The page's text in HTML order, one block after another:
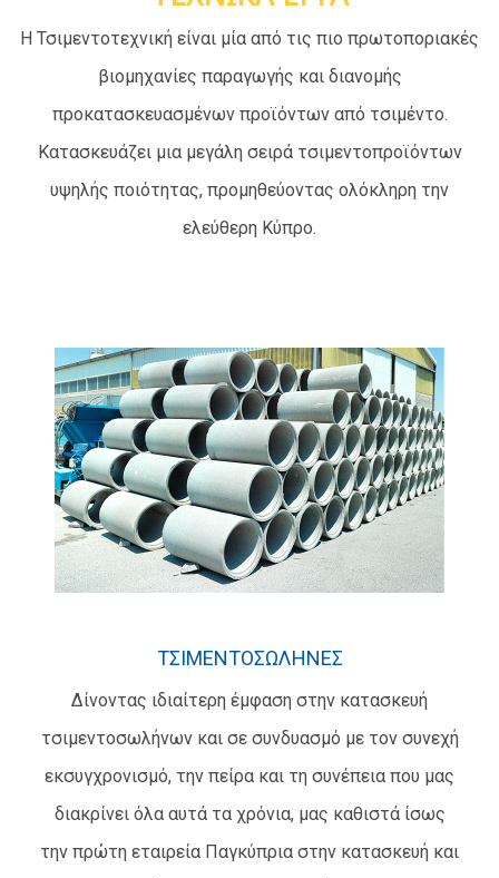
Η Τσιμεντοτεχνική είναι μία από τις πιο πρωτοποριακές
βιομηχανίες παραγωγής και διανομής
προκατασκευασμένων προϊόντων από τσιμέντο.
Κατασκευάζει μια μεγάλη σειρά τσιμεντοπροϊόντων
υψηλής ποιότητας, προμηθεύοντας ολόκληρη την
ελεύθερη Κύπρο.
ΤΣΙΜΕΝΤΟΣΩΛΗΝΕΣ
Δίνοντας ιδιαίτερη έμφαση στην κατασκευή
τσιμεντοσωλήνων και σε συνδυασμό με τον συνεχή
εκσυγχρονισμό, την πείρα και τη συνέπεια που μας
διακρίνει όλα αυτά τα χρόνια, μας καθιστά ίσως
την πρώτη εταιρεία Παγκύπρια στην κατασκευή και